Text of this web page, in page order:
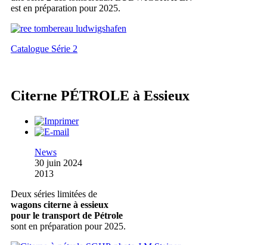
est en préparation pour 2025.
Catalogue Série 2
Citerne PÉTROLE à Essieux
News
30 juin 2024
2013
Deux séries limitées de
wagons citerne à essieux
pour le transport de Pétrole
sont en préparation pour 2025.